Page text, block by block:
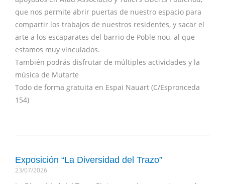
que nos permite abrir puertas de nuestro espacio para
compartir los trabajos de nuestros residentes, y sacar el
arte a los escaparates del barrio de Poble nou, al que
estamos muy vinculados.
También podrás disfrutar de múltiples actividades y la
música de Mutarte
Todo de forma gratuita en Espai Nauart (C/Espronceda
154)
Exposición “La Diversidad del Trazo”
23/07/2026